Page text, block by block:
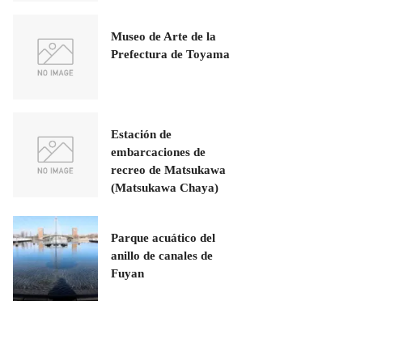
Museo de Arte de la
Prefectura de Toyama
Estación de
embarcaciones de
recreo de Matsukawa
(Matsukawa Chaya)
Parque acuático del
anillo de canales de
Fuyan